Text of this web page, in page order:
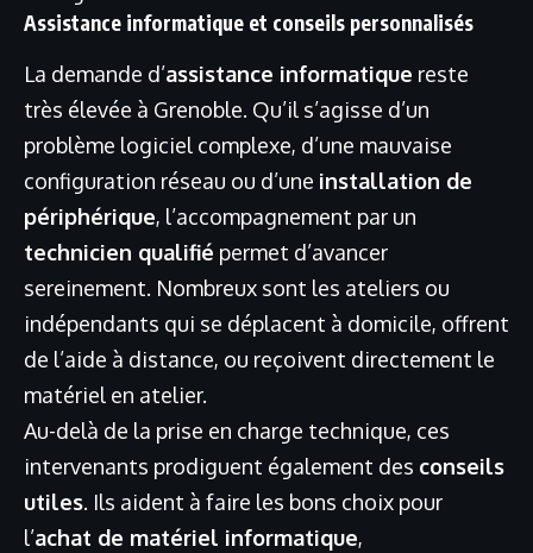
Assistance informatique et conseils personnalisés
La demande d’assistance informatique reste
très élevée à Grenoble. Qu’il s’agisse d’un
problème logiciel complexe, d’une mauvaise
configuration réseau ou d’une installation de
périphérique, l’accompagnement par un
technicien qualifié permet d’avancer
sereinement. Nombreux sont les ateliers ou
indépendants qui se déplacent à domicile, offrent
de l’aide à distance, ou reçoivent directement le
matériel en atelier.
Au-delà de la prise en charge technique, ces
intervenants prodiguent également des conseils
utiles. Ils aident à faire les bons choix pour
l’achat de matériel informatique,